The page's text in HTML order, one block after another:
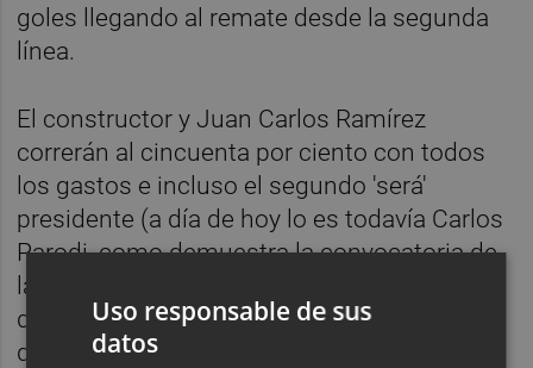
goles llegando al remate desde la segunda
línea.
El constructor y Juan Carlos Ramírez
correrán al cincuenta por ciento con todos
los gastos e incluso el segundo 'será'
presidente (a día de hoy lo es todavía Carlos
Parodi, como demuestra la convocatoria de
la junta del 21-D) y ocupará un lugar
destacado en el palco, pero la realidad es
que se ha terminado haciendo lo que Ortiz
Uso responsable de sus
datos